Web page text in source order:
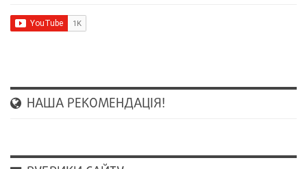
НАША РЕКОМЕНДАЦІЯ!